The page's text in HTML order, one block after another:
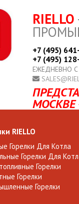
RIELLO
+7 (495)
+7 (495)
ЕЖЕДНЕВНО
МОСКВЕ
RIELLO
Горелки Для Котла
Горелки Для
Горелки
Горелки
Горелки